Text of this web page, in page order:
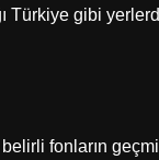
Türkiye gibi
belirli fonların